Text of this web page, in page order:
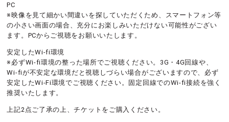
PC
※映像を見て細かい間違いを探していただくため、スマートフォン等
の小さい画面の場合、充分にお楽しみいただけない可能性がござい
ます。PCからご視聴をお願いいたします。
安定したWi-fi環境
※必ずWi-fi環境の整った場所でご視聴ください。3G・4G回線や、
Wi-fiが不安定な環境だと視聴しづらい場合がございますので、必ず
安定したWi-Fi環境でご視聴ください。固定回線でのWi-fi接続を強く
推奨いたします。
上記2点ご了承の上、チケットをご購入ください。